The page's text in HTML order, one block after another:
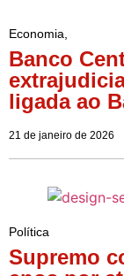
Economia
Banco
ligada ao
21 de janeiro de 2026
Política
Supremo